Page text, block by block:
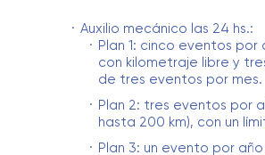
Auxilio mecánico las 24 hs.:
Plan 1: cinco eventos
con kilometraje libre y
de tres eventos por mes.
Plan 2: tres eventos por
hasta 200 km), con un
Plan 3: un evento por